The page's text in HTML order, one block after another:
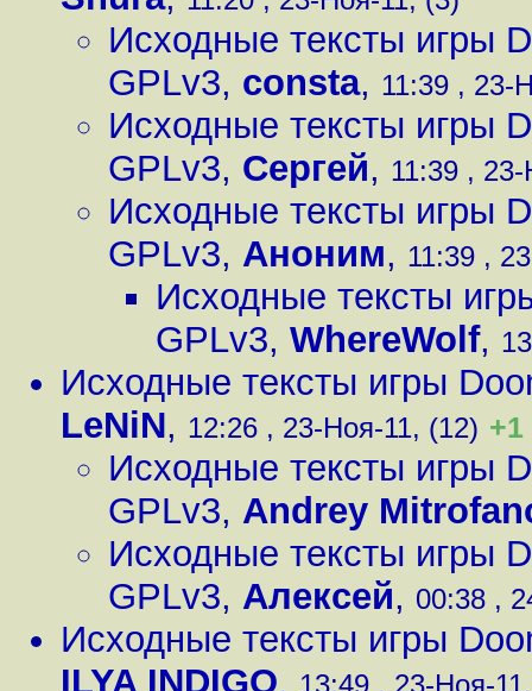
Исходные тексты игры
GPLv3, consta, 11:39 , 23-
Исходные тексты игры
GPLv3, Сергей, 11:39 ,
Исходные тексты игры
GPLv3, Аноним, 11:39 ,
Исходные тексты
GPLv3, WhereWolf,
Исходные тексты игры
LeNiN, 12:26 , 23-Ноя-11, (12) +1
Исходные тексты игры
GPLv3, Andrey
Исходные тексты игры
GPLv3, Алексей, 00:38 ,
Исходные тексты игры
ILYA INDIGO, 13:49 , 23-Ноя-